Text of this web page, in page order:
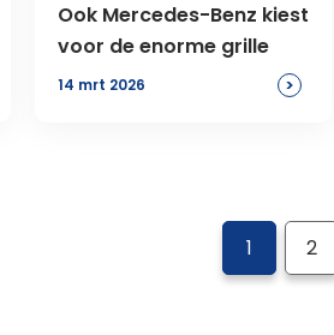
Ook Mercedes-Benz kiest
voor de enorme grille
14 mrt 2026 >
1 2